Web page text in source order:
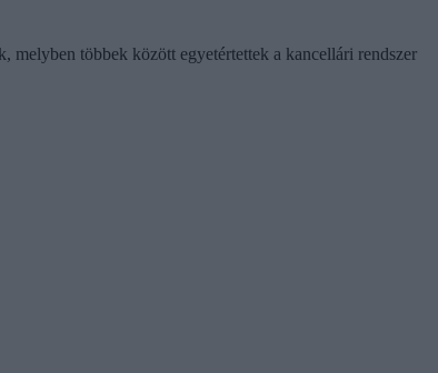
melyben többek között egyetértettek a kancellári rendszer